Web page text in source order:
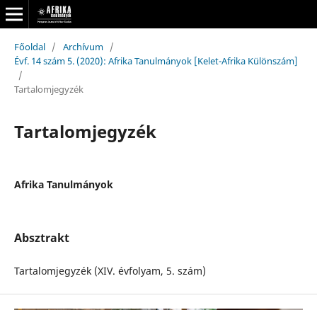
Főoldal / Archívum /
Évf. 14 szám 5. (2020): Afrika Tanulmányok [Kelet-Afrika Különszám]
/
Tartalomjegyzék
Tartalomjegyzék
Afrika Tanulmányok
Absztrakt
Tartalomjegyzék (XIV. évfolyam, 5. szám)